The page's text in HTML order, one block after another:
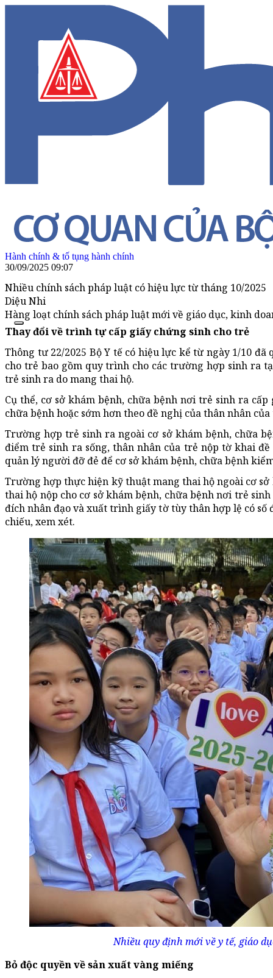
Hành chính & tố tụng hành chính
30/09/2025 09:07
Nhiều chính sách pháp luật có hiệu lực từ tháng 10/2025
Diệu Nhi
Hàng loạt chính sách pháp luật mới về giáo dục, kinh
Thay đổi về trình tự cấp giấy chứng sinh cho trẻ
Thông tư 22/2025 Bộ Y tế có hiệu lực kể từ ngày 1/10
cho trẻ bao gồm quy trình cho các trường hợp sinh ra
trẻ sinh ra do mang thai hộ.
Cụ thể, cơ sở khám bệnh, chữa bệnh nơi trẻ sinh ra
chữa bệnh hoặc sớm hơn theo đề nghị của thân nhân
Trường hợp trẻ sinh ra ngoài cơ sở khám bệnh, chữa
điểm trẻ sinh ra sống, thân nhân của trẻ nộp tờ khai
quản lý người đỡ đẻ để cơ sở khám bệnh, chữa bệnh
Trường hợp thực hiện kỹ thuật mang thai hộ ngoài cơ
thai hộ nộp cho cơ sở khám bệnh, chữa bệnh nơi trẻ
đích nhân đạo và xuất trình giấy tờ tùy thân hợp lệ có
chiếu, xem xét.
Nhiều quy định mới về y tế, giáo
Bỏ độc quyền về sản xuất vàng miếng